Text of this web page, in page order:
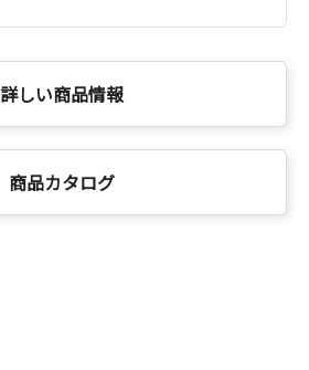
詳しい商品情報
商品カタログ